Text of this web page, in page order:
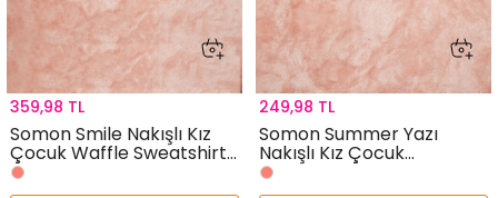
Somon Smile Nakışlı Kız
Çocuk Waffle Sweatshirt
16590
359,98 TL
Somon Summer Yazı
Nakışlı Kız Çocuk
Sweatshirt 16586
249,98 TL